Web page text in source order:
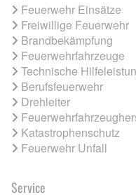
Feuerwehr Einsätze
Freiwillige Feuerwehr
Brandbekämpfung
Feuerwehrfahrzeuge
Technische
Berufsfeuerwehr
Drehleiter
Katastrophenschutz
Feuerwehr Unfall
Service